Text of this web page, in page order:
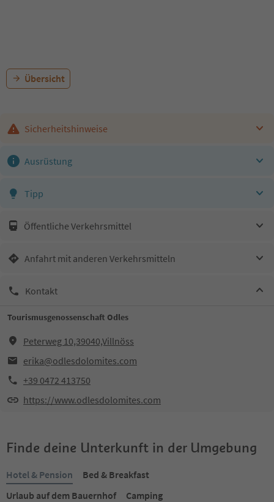
Übersicht
Sicherheitshinweise
Ausrüstung
Tipp
Öffentliche Verkehrsmittel
Anfahrt mit anderen Verkehrsmitteln
Kontakt
Tourismusgenossenschaft Odles
Peterweg 10,39040,Villnöss
erika@odlesdolomites.com
+39 0472 413750
https://www.odlesdolomites.com
Finde deine Unterkunft in der Umgebung
Hotel & Pension
Bed & Breakfast
Urlaub auf dem Bauernhof
Camping